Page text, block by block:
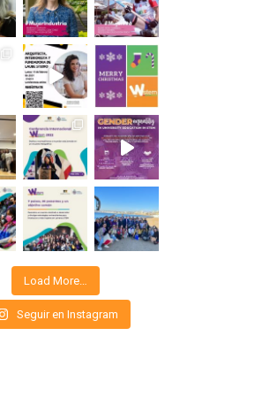
Load More…
Seguir en Instagram